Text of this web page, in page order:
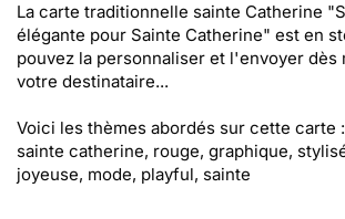
La carte traditionnelle sainte Catherine
élégante pour Sainte Catherine" est en
pouvez la personnaliser et l'envoyer dès
votre destinataire...
Voici les thèmes abordés sur cette carte
sainte catherine, rouge, graphique,
joyeuse, mode, playful, sainte